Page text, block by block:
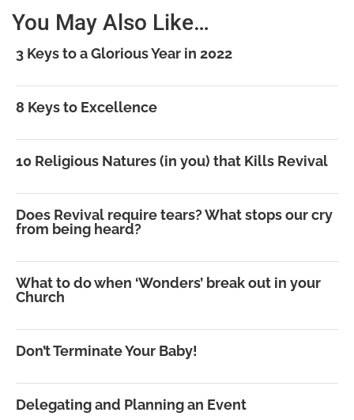
You May Also Like…
3 Keys to a Glorious Year in 2022
8 Keys to Excellence
10 Religious Natures (in you) that Kills Revival
Does Revival require tears? What stops our cry
from being heard?
What to do when ‘Wonders’ break out in your
Church
Don’t Terminate Your Baby!
Delegating and Planning an Event